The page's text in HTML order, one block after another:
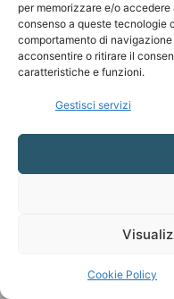
per memorizzare e/o
consenso a queste tecnologie
comportamento di
acconsentire o ritirare il
caratteristiche e funzioni.
Gestisci servizi
Cookie Policy